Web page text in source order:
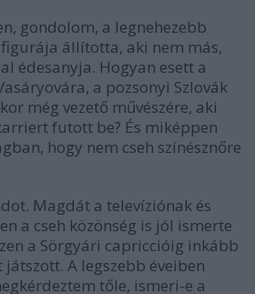
gondolom, a legnehezebb
állította, aki nem más,
édesanyja. Hogyan esett a
a pozsonyi Szlovák
még vezető művészére, aki
futott be? És miképpen
hogy nem cseh színésznőre
Magdát a televíziónak és
a cseh közönség is jól ismerte
a Sörgyári capriccióig inkább
A legszebb éveiben
tőle, ismeri-e a